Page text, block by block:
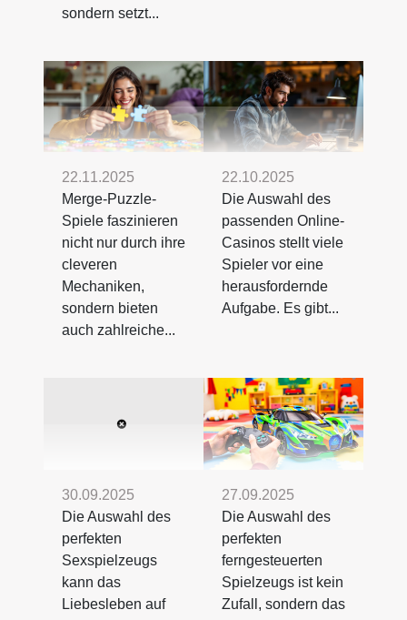
sondern setzt...
22.11.2025
Merge-Puzzle-
Spiele faszinieren
nicht nur durch ihre
cleveren
Mechaniken,
sondern bieten
auch zahlreiche...
22.10.2025
Die Auswahl des
passenden Online-
Casinos stellt viele
Spieler vor eine
herausfordernde
Aufgabe. Es gibt...
30.09.2025
Die Auswahl des
perfekten
Sexspielzeugs
kann das
Liebesleben auf
27.09.2025
Die Auswahl des
perfekten
ferngesteuerten
Spielzeugs ist kein
Zufall, sondern das